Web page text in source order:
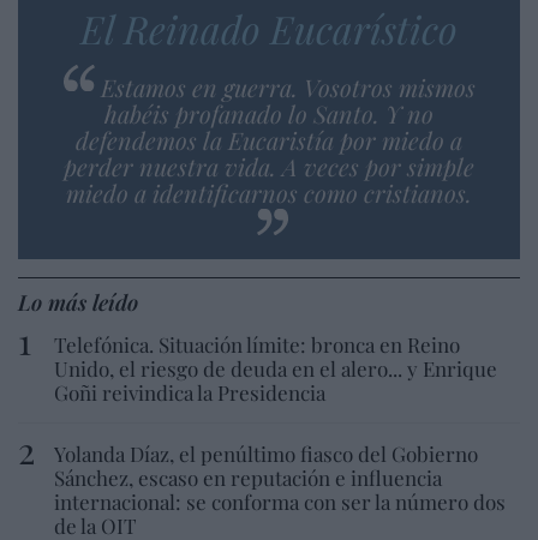
El Reinado Eucarístico
Estamos en guerra. Vosotros mismos
habéis profanado lo Santo. Y no
defendemos la Eucaristía por miedo a
perder nuestra vida. A veces por simple
miedo a identificarnos como cristianos.
Lo más leído
Telefónica. Situación límite: bronca en Reino
Unido, el riesgo de deuda en el alero... y Enrique
Goñi reivindica la Presidencia
Yolanda Díaz, el penúltimo fiasco del Gobierno
Sánchez, escaso en reputación e influencia
internacional: se conforma con ser la número dos
de la OIT